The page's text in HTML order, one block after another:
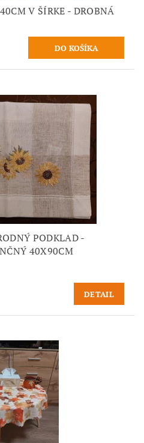
V ŠÍRKE - DROBNÁ
PODKLAD -
40X90CM
DETAIL